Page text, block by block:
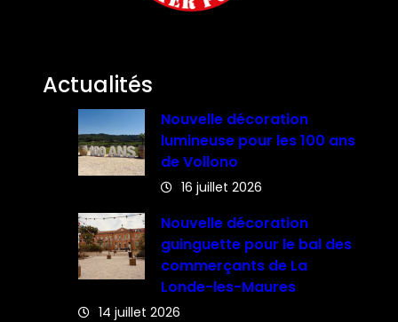
Actualités
Nouvelle décoration
lumineuse pour les 100 ans
de Vollono
16 juillet 2026
Nouvelle décoration
guinguette pour le bal des
commerçants de La
Londe-les-Maures
14 juillet 2026